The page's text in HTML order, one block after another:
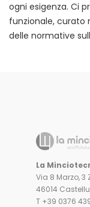
ogni esigenza. Ci
funzionale, curato
delle normative
La
Via 8 Marzo, 3
46014
T +39 0376